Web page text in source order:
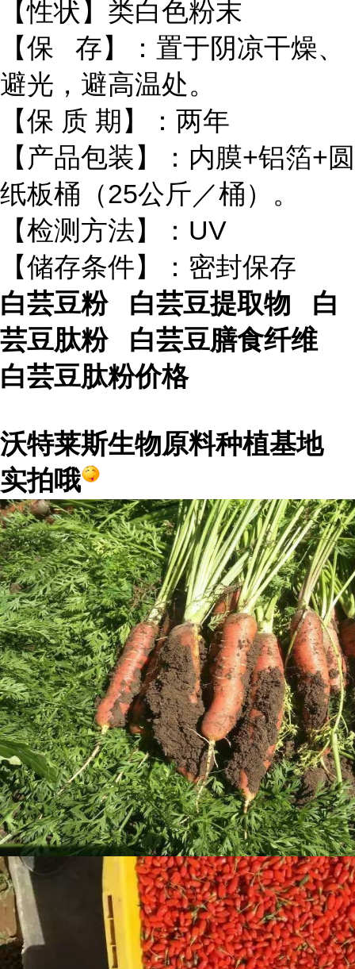
【性状】类白色粉末
【保 存】：置于阴凉干燥、
避光，避高温处。
【保 质 期】：两年
【产品包装】：内膜+铝箔+圆
纸板桶（25公斤／桶）。
【检测方法】：UV
【储存条件】：密封保存
白芸豆粉 白芸豆提取物 白
芸豆肽粉 白芸豆膳食纤维
白芸豆肽粉价格
沃特莱斯生物原料种植基地
实拍哦